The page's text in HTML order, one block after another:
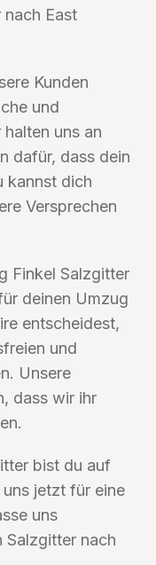
East
Kunden
und
uns an
dafür, dass dein
kannst dich
Versprechen
Finkel Salzgitter
deinen Umzug
entscheidest,
und
Unsere
dass wir ihr
bist du auf
jetzt für eine
uns
Salzgitter nach